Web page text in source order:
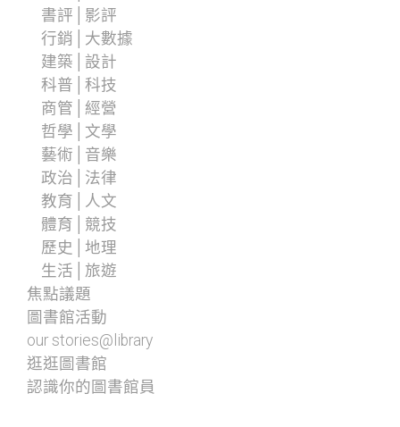
書評│影評
行銷│大數據
建築│設計
科普│科技
商管│經營
哲學│文學
藝術│音樂
政治│法律
教育│人文
體育│競技
歷史│地理
生活│旅遊
焦點議題
圖書館活動
our stories@library
逛逛圖書館
認識你的圖書館員